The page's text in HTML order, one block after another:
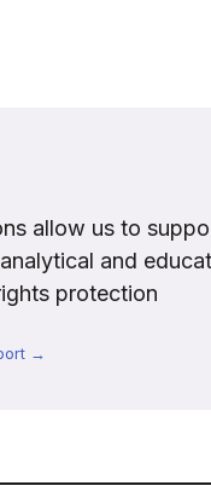
allow us to
and
protection
→